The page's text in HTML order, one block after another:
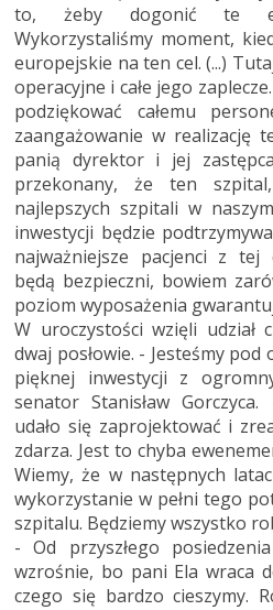
to, żeby dogonić te
Wykorzystaliśmy moment,
europejskie na ten cel. (...)
operacyjne i całe jego
podziękować całemu
zaangażowanie w realizację
panią dyrektor i jej
przekonany, że ten
najlepszych szpitali w
inwestycji będzie
najważniejsze pacjenci z tej
będą bezpieczni, bowiem
poziom wyposażenia
W uroczystości wzięli udział
dwaj posłowie. - Jesteśmy
pięknej inwestycji z
senator Stanisław
udało się zaprojektować i
zdarza. Jest to chyba
Wiemy, że w następnych
wykorzystanie w pełni tego
szpitalu. Będziemy wszystko
- Od przyszłego
wzrośnie, bo pani Ela wraca
czego się bardzo cieszymy.